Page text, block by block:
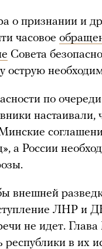
о признании и
часовое
Совета
острую
по
настаивали,
а России
внешней
ЛНР и
не идет.
в их